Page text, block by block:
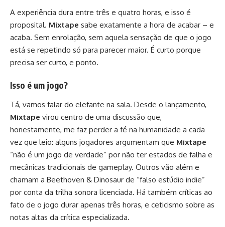
A experiência dura entre três e quatro horas, e isso é
proposital. Mixtape sabe exatamente a hora de acabar – e
acaba. Sem enrolação, sem aquela sensação de que o jogo
está se repetindo só para parecer maior. É curto porque
precisa ser curto, e ponto.
Isso é um jogo?
Tá, vamos falar do elefante na sala. Desde o lançamento,
Mixtape virou centro de uma discussão que,
honestamente, me faz perder a fé na humanidade a cada
vez que leio: alguns jogadores argumentam que Mixtape
“não é um jogo de verdade” por não ter estados de falha e
mecânicas tradicionais de gameplay. Outros vão além e
chamam a Beethoven & Dinosaur de “falso estúdio indie”
por conta da trilha sonora licenciada. Há também críticas ao
fato de o jogo durar apenas três horas, e ceticismo sobre as
notas altas da crítica especializada.